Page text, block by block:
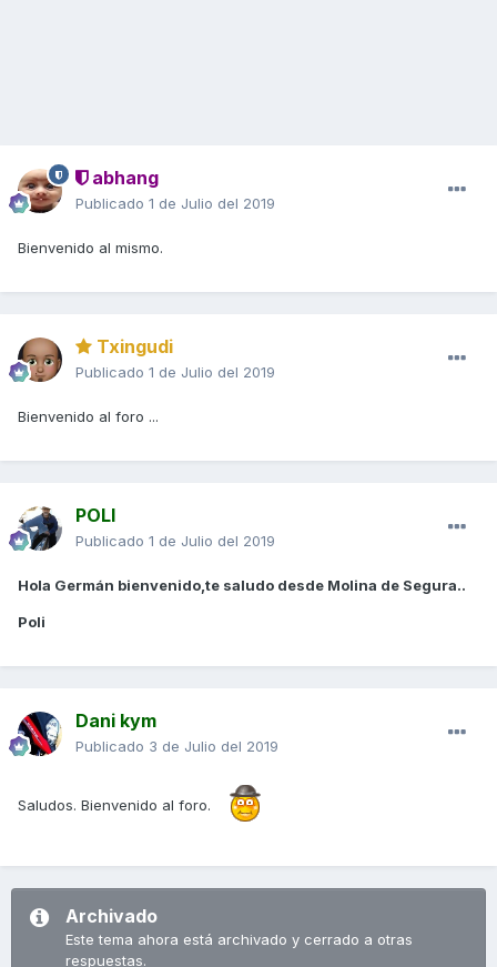
abhang
Publicado 1 de Julio del 2019
Bienvenido al mismo.
Txingudi
Publicado 1 de Julio del 2019
Bienvenido al foro ...
POLI
Publicado 1 de Julio del 2019
Hola Germán bienvenido,te saludo desde Molina de Segura..
Poli
Dani kym
Publicado 3 de Julio del 2019
Saludos. Bienvenido al foro.
Archivado
Este tema ahora está archivado y cerrado a otras
respuestas.